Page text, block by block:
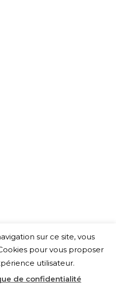
sur ce site, vous
pour vous proposer
utilisateur.
de confidentialité